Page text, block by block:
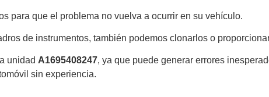
para que el problema no vuelva a ocurrir en su vehículo.
de instrumentos, también podemos clonarlos o
unidad A1695408247, ya que puede generar errores
sin experiencia.